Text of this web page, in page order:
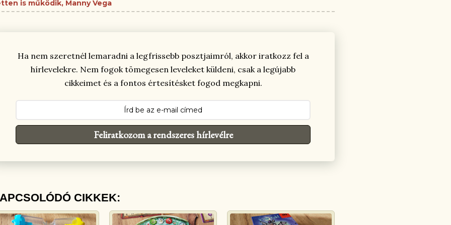
is működik Manny Vega
Ha nem szeretnél lemaradni a legfrissebb posztjaimról, akkor iratkozz fel a
hírlevelekre. Nem fogok tömegesen leveleket küldeni, csak a legújabb
cikkeimet és a fontos értesítésket fogod megkapni.
Feliratkozom a rendszeres hírlevélre
CIKKEK: